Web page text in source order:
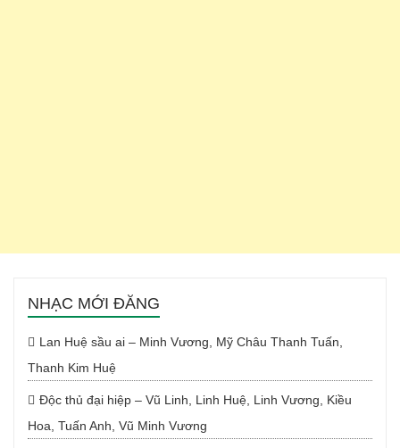
NHẠC MỚI ĐĂNG
Lan Huệ sầu ai – Minh Vương, Mỹ Châu Thanh Tuấn,
Thanh Kim Huệ
Độc thủ đại hiệp – Vũ Linh, Linh Huệ, Linh Vương, Kiều
Hoa, Tuấn Anh, Vũ Minh Vương